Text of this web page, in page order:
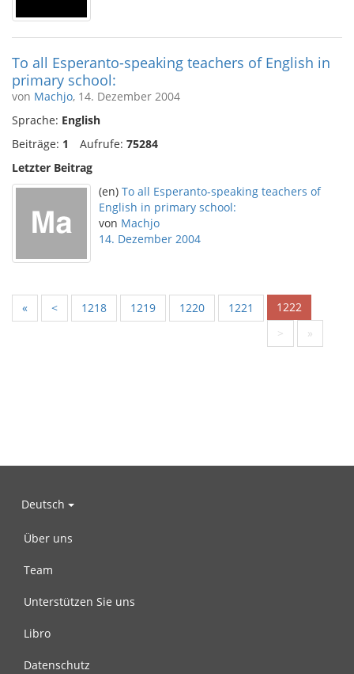
To all Esperanto-speaking teachers of English in
primary school:
von Machjo, 14. Dezember 2004
Sprache: English
Beiträge: 1 Aufrufe: 75284
Letzter Beitrag
(en) To all Esperanto-speaking teachers of
English in primary school:
von Machjo
14. Dezember 2004
« < 1218 1219 1220 1221
1222
>
»
Deutsch
Über uns
Team
Unterstützen Sie uns
Libro
Datenschutz